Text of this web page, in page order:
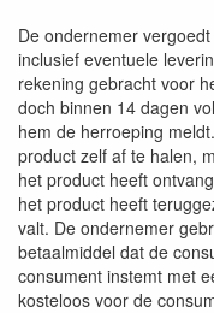
De ondernemer
inclusief eventuele
rekening gebracht voor
doch binnen 14 dagen
hem de herroeping
product zelf af te halen,
het product heeft
het product heeft
valt. De ondernemer
betaalmiddel dat de
consument instemt met
kosteloos voor de